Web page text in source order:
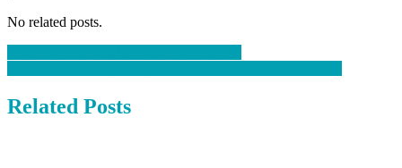
No related posts.
Nawigacja
wpisu
Related Posts